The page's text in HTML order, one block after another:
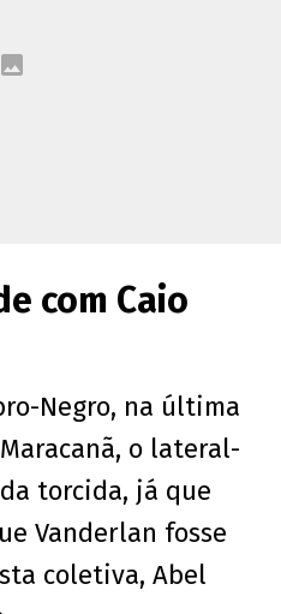
com Caio
Negro, na última
o lateral-
torcida, já que
Vanderlan fosse
coletiva, Abel